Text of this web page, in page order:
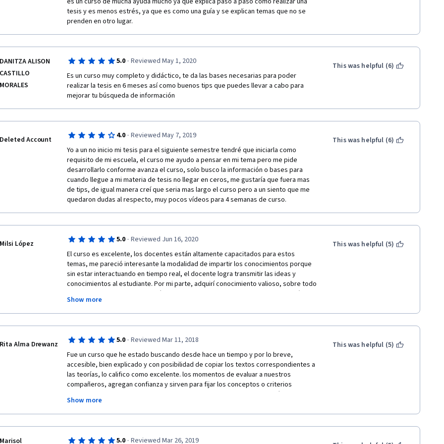
e
o
u
n
m
u
y
buen
tesis y es menos estrés, ya que es como una guía y se explican temas que no se
prenden en otro lugar.
DANITZA ALISON
CASTILLO
MORALES
5.0 · Reviewed May 1, 2020
Es un curso muy completo y didáctico, te da las bases necesarias para poder
realizar la tesis en 6 meses así como buenos tips que puedes llevar a cabo para
mejorar tu búsqueda de información
This was helpful (6)
Deleted Account 4.0 · Reviewed May 7, 2019
Yo a un no inicio mi tesis para el siguiente semestre tendré que iniciarla como
requisito de mi escuela, el curso me ayudo a pensar en mi tema pero me pide
desarrollarlo conforme avanza el curso, solo busco la información o bases para
cuando llegue a mi materia de tesis no llegar en ceros, me gustaría que fuera mas
de tips, de igual manera creí que seria mas largo el curso pero a un siento que me
quedaron dudas al respecto, muy pocos vídeos para 4 semanas de curso.
This was helpful (6)
Milsi López 5.0 · Reviewed Jun 16, 2020
El curso es excelente, los docentes están altamente capacitados para estos
temas, me pareció interesante la modalidad de impartir los conocimientos porque
sin estar interactuando en tiempo real, el docente logra transmitir las ideas y
conocimientos al estudiante. Por mi parte, adquirí conocimiento valioso, sobre todo
en responsabilidad, organización y puntualidad, son aspectos que puse en práctica
para lograr finalizar con este curso. Muchísimas gracias por el espacio y
oportunidad que dan a los tesistas, es un apoyo enorme el que realizan con esta
modalidad, muchas veces no preguntamos con otras personas por temor a las
cada tarea y cada punto de vista enriquece el desarrollo de la investigación. Muy
agradecida,
Milsi López
Show more
This was helpful (5)
Rita Alma Drewanz 5.0 · Reviewed Mar 11, 2018
Fue un curso que he estado buscando desde hace un tiempo y por lo breve,
accesible, bien explicado y con posibilidad de copiar los textos correspondientes a
las teorías, lo califico como excelente. los momentos de evaluar a nuestros
compañeros, agregan confianza y sirven para fijar los conceptos o criterios
aprendidos.  Muy agradecida por esta oportunidad de cursado y elegiré otro
curso...proximamente.  Las devoluciones de cada semana fueron un incentivo y
ayudan a crecer. Fue un placer tomar parte de este curso. Felicitaciones por brindar
este servicio, abierto a todo el mundo!! Sigan Adelante!!
Show more
This was helpful (5)
Marisol 5.0 · Reviewed Mar 26, 2019